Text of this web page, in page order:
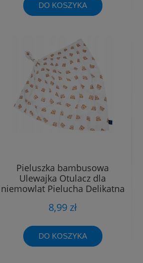
DO KOSZYKA
Pieluszka bambusowa
Ulewajka Otulacz dla
niemowląt Pielucha Delikatna
8,99 zł
DO KOSZYKA